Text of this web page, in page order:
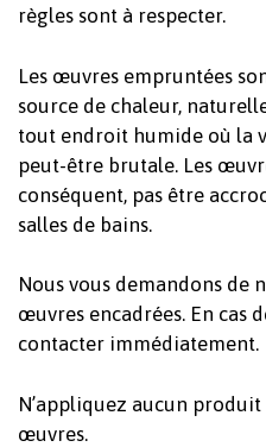
Votre
règles sont à respecter.
Les œuvres empruntées
source de chaleur,
tout endroit humide où la
peut-être brutale. Les
conséquent, pas être
salles de bains.
Nous vous demandons de
œuvres encadrées. En cas
contacter immédiatement.
N’appliquez aucun
œuvres.